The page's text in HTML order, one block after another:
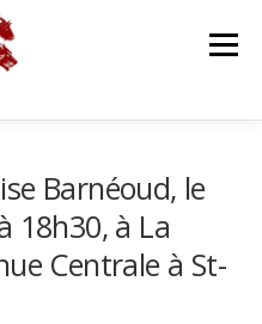
Menu
ADHÉREZ À L’ASSOCIATION
Barnéoud, le
18h30, à La
Centrale à St-